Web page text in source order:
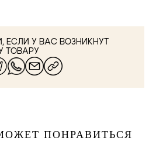
У ВАС ВОЗНИКНУТ
ТОВАРУ
ПОНРАВИТЬСЯ